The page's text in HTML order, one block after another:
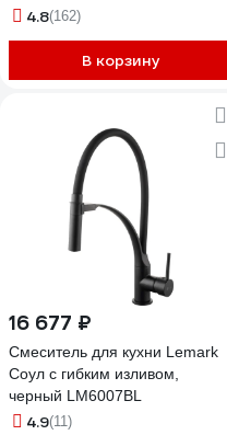
LM3075W
4.8(162)
В корзину
16 677 ₽
Смеситель для кухни Lemark
Соул с гибким изливом,
черный LM6007BL
4.9(11)